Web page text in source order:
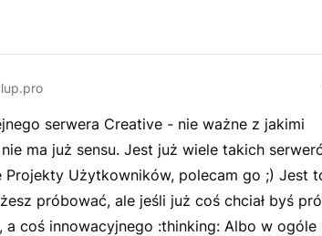
serwera Creative - nie ważne z jakimi
ma już sensu. Jest już wiele takich
Projekty Użytkowników, polecam go ;) Jest
próbować, ale jeśli już coś chciał byś
coś innowacyjnego :thinking: Albo w ogóle